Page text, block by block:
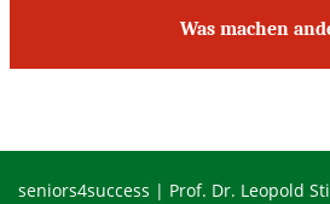
Was machen
seniors4success | Prof. Dr. Leopold